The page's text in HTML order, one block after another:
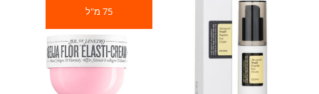
75 מ"ל